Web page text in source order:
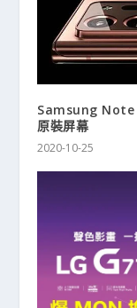
Samsung Note
原裝屏幕
2020-10-25